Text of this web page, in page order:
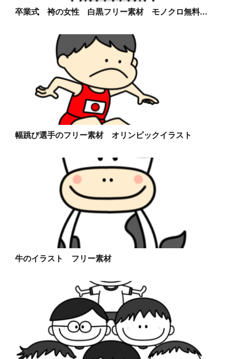
卒業式 袴の女性 白黒フリー素材 モノクロ無料...
幅跳び選手のフリー素材 オリンピックイラスト
牛のイラスト フリー素材